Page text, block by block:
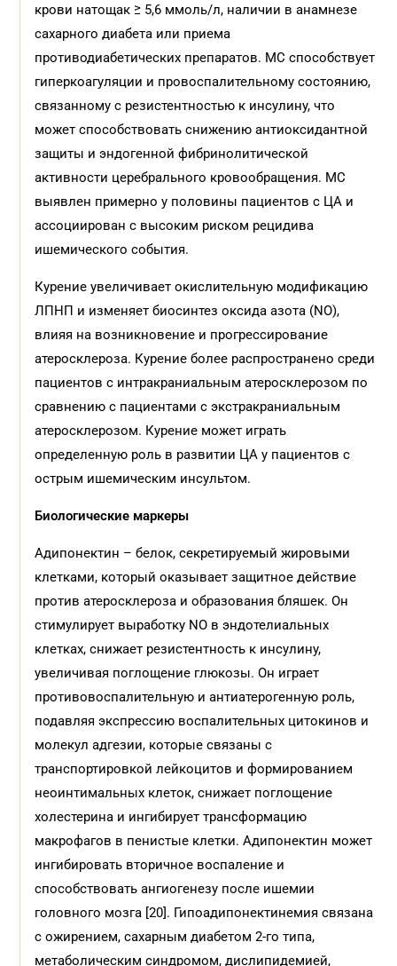
крови натощак ≥ 5,6 ммоль/л, наличии в анамнезе
сахарного диабета или приема
противодиабетических препаратов. МС способствует
гиперкоагуляции и провоспалительному состоянию,
связанному с резистентностью к инсулину, что
может способствовать снижению антиоксидантной
защиты и эндогенной фибринолитической
активности церебрального кровообращения. МС
выявлен примерно у половины пациентов с ЦА и
ассоциирован с высоким риском рецидива
ишемического события.
Курение увеличивает окислительную модификацию
ЛПНП и изменяет биосинтез оксида азота (NO),
влияя на возникновение и прогрессирование
атеросклероза. Курение более распространено среди
пациентов с интракраниальным атеросклерозом по
сравнению с пациентами с экстракраниальным
атеросклерозом. Курение может играть
определенную роль в развитии ЦА у пациентов с
острым ишемическим инсультом.
Биологические маркеры
Адипонектин – белок, секретируемый жировыми
клетками, который оказывает защитное действие
против атеросклероза и образования бляшек. Он
стимулирует выработку NO в эндотелиальных
клетках, снижает резистентность к инсулину,
увеличивая поглощение глюкозы. Он играет
противовоспалительную и антиатерогенную роль,
подавляя экспрессию воспалительных цитокинов и
молекул адгезии, которые связаны с
транспортировкой лейкоцитов и формированием
неоинтимальных клеток, снижает поглощение
холестерина и ингибирует трансформацию
макрофагов в пенистые клетки. Адипонектин может
ингибировать вторичное воспаление и
способствовать ангиогенезу после ишемии
головного мозга [20]. Гипоадипонектинемия связана
с ожирением, сахарным диабетом 2-го типа,
метаболическим синдромом, дислипидемией,